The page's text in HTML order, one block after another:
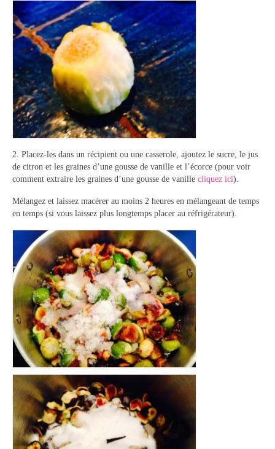
Brownies Cookies Muffins
Cakes Cheesecakes Pancakes
Caramel Compotes Confitures
Clafoutis Crèmes Flans
Crumbles Gâteaux secs Sablés
Gâteaux Tartes
Divers desserts
Sauces
Boissons
Sans alcool
Cocktails
A propos
Accueil
2. Placez-les dans un récipient ou une casserole, ajoutez le sucre, le jus
de citron et les graines d’une gousse de vanille et l’écorce (pour voir
comment extraire les graines d’une gousse de vanille cliquez ici).
Mélangez et laissez macérer au moins 2 heures en mélangeant de temps
en temps (si vous laissez plus longtemps placer au réfrigérateur).